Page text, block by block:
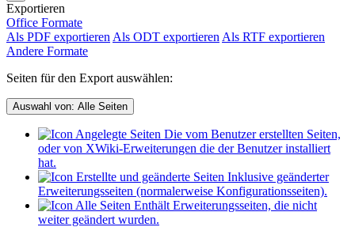
Exportieren
Office Formate
Als PDF exportieren Als ODT exportieren Als RTF exportieren
Andere Formate
Seiten für den Export auswählen:
Auswahl von: Alle Seiten
Angelegte Seiten Die vom Benutzer erstellten Seiten,
oder von XWiki-Erweiterungen die der Benutzer installiert
hat.
Erstellte und geänderte Seiten Inklusive geänderter
Erweiterungsseiten (normalerweise Konfigurationsseiten).
Alle Seiten Enthält Erweiterungsseiten, die nicht
weiter geändert wurden.